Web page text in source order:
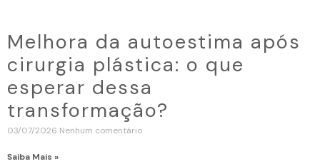
Melhora da autoestima após
cirurgia plástica: o que
esperar dessa
transformação?
03/07/2026 Nenhum comentário
Saiba Mais »